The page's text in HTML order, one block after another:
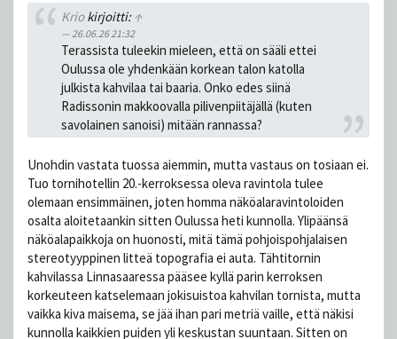
Kriokirjoitti: ↑
26.06.26 21:32
Terassista tuleekin mieleen, että on sääli ettei
Oulussa ole yhdenkään korkean talon katolla
julkista kahvilaa tai baaria. Onko edes siinä
Radissonin makkoovalla pilivenpiitäjällä (kuten
savolainen sanoisi) mitään rannassa?
Unohdin vastata tuossa aiemmin, mutta vastaus on tosiaan ei.
Tuo tornihotellin 20.-kerroksessa oleva ravintola tulee
olemaan ensimmäinen, joten homma näköalaravintoloiden
osalta aloitetaankin sitten Oulussa heti kunnolla. Ylipäänsä
näköalapaikkoja on huonosti, mitä tämä pohjoispohjalaisen
stereotyyppinen litteä topografia ei auta. Tähtitornin
kahvilassa Linnasaaressa pääsee kyllä parin kerroksen
korkeuteen katselemaan jokisuistoa kahvilan tornista, mutta
vaikka kiva maisema, se jää ihan pari metriä vaille, että näkisi
kunnolla kaikkien puiden yli keskustan suuntaan. Sitten on